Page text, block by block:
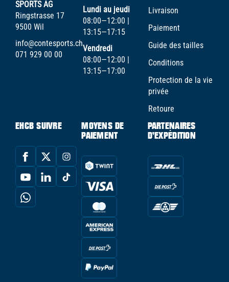
SPORTS AG
Ringstrasse 17
9500 Wil
info@contesports.ch
071 929 00 00
Lundi au jeudi
08:00—12:00 |
13:15—17:15
Vendredi
08:00—12:00 |
13:15—17:00
Livraison
Paiement
Guide des tailles
Conditions
Protection de la vie
privée
Retoure
EHCB SUIVRE
MOYENS DE
PAIEMENT
PARTENAIRES
D'EXPÉDITION